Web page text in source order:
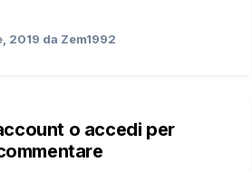
2019 da Zem1992
o accedi per